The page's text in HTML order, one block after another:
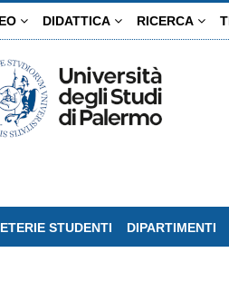
DIDATTICA RICERCA
STUDENTI DIPARTIMENTI